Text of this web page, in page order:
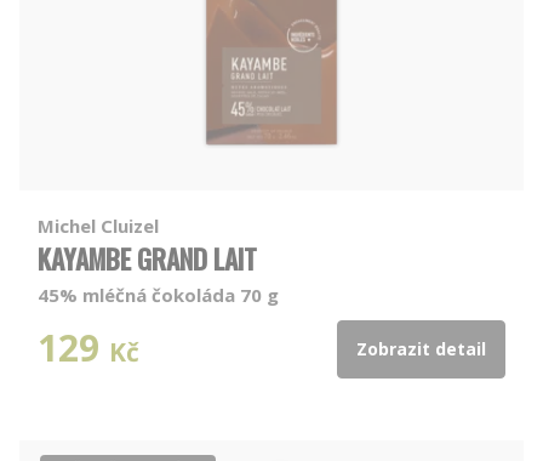
Michel Cluizel
KAYAMBE GRAND LAIT
45% mléčná čokoláda 70 g
129 Kč Zobrazit detail